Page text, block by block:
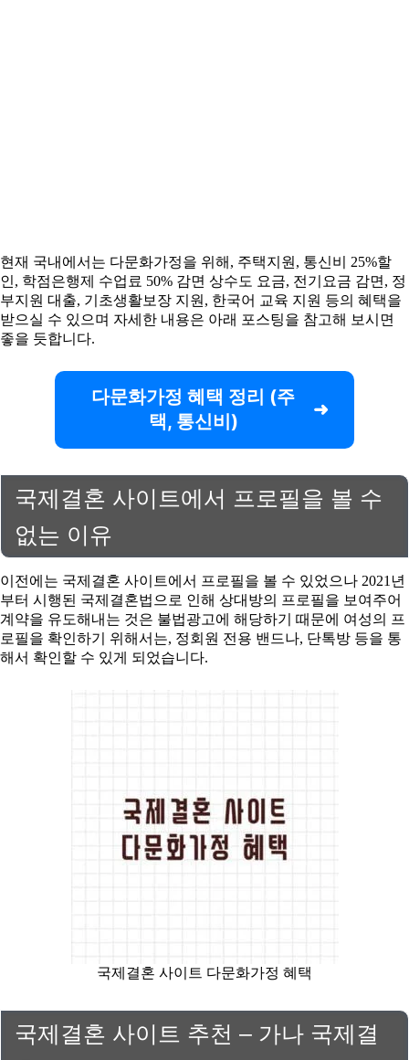
현재 국내에서는 다문화가정을 위해, 주택지원, 통신비 25%할
인, 학점은행제 수업료 50% 감면 상수도 요금, 전기요금 감면, 정
부지원 대출, 기초생활보장 지원, 한국어 교육 지원 등의 혜택을
받으실 수 있으며 자세한 내용은 아래 포스팅을 참고해 보시면
좋을 듯합니다.
다문화가정 혜택 정리 (주
택, 통신비)
국제결혼 사이트에서 프로필을 볼 수
없는 이유
이전에는 국제결혼 사이트에서 프로필을 볼 수 있었으나 2021년
부터 시행된 국제결혼법으로 인해 상대방의 프로필을 보여주어
계약을 유도해내는 것은 불법광고에 해당하기 때문에 여성의 프
로필을 확인하기 위해서는, 정회원 전용 밴드나, 단톡방 등을 통
해서 확인할 수 있게 되었습니다.
국제결혼 사이트 다문화가정 혜택
국제결혼 사이트 추천 – 가나 국제결